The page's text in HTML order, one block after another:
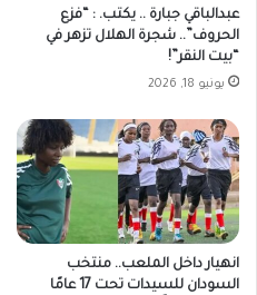
عبدالباقي جبارة .. يكتب. : “فزع
الحروف”.. شجرة الهلال تزهر في
“بيت النقر”!
يونيو 18, 2026
انهيار داخل الملعب.. منتخب
السودان للسيدات تحت 17 عامًا